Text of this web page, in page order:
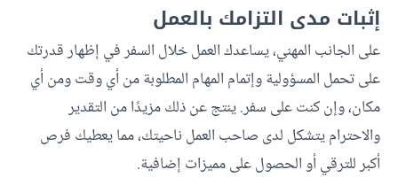
إثبات مدى التزامك بالعمل
على الجانب المهني، يساعدك العمل خلال السفر في إظهار قدرتك
على تحمل المسؤولية وإتمام المهام المطلوبة من أي وقت ومن أي
مكان، وإن كنت على سفر. ينتج عن ذلك مزيدًا من التقدير
والاحترام يتشكل لدى صاحب العمل ناحيتك، مما يعطيك فرص
أكبر للترقي أو الحصول على مميزات إضافية.